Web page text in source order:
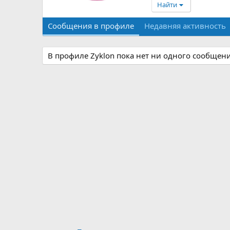
Найти
Сообщения в профиле Недавняя активность
В профиле Zyklon пока нет ни одного